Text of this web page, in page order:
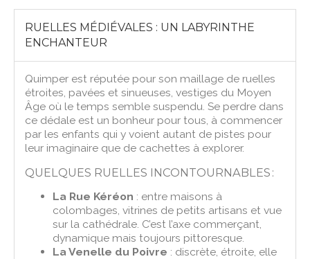
RUELLES MÉDIÉVALES : UN LABYRINTHE
ENCHANTEUR
Quimper est réputée pour son maillage de ruelles
étroites, pavées et sinueuses, vestiges du Moyen
Âge où le temps semble suspendu. Se perdre dans
ce dédale est un bonheur pour tous, à commencer
par les enfants qui y voient autant de pistes pour
leur imaginaire que de cachettes à explorer.
QUELQUES RUELLES INCONTOURNABLES :
La Rue Kéréon : entre maisons à
colombages, vitrines de petits artisans et vue
sur la cathédrale. C’est l’axe commerçant,
dynamique mais toujours pittoresque.
La Venelle du Poivre : discrète, étroite, elle